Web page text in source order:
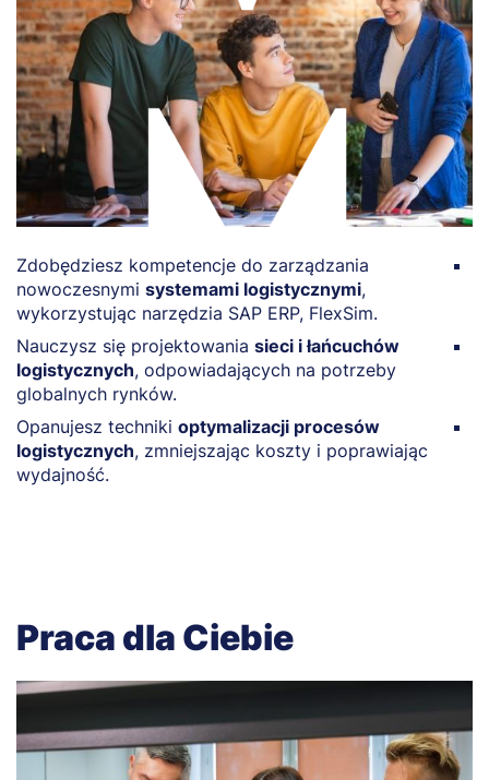
Zdobędziesz kompetencje do zarządzania
nowoczesnymi systemami logistycznymi,
wykorzystując narzędzia SAP ERP, FlexSim.
Nauczysz się projektowania sieci i łańcuchów
logistycznych, odpowiadających na potrzeby
globalnych rynków.
Opanujesz techniki optymalizacji procesów
logistycznych, zmniejszając koszty i poprawiając
wydajność.
Praca dla Ciebie